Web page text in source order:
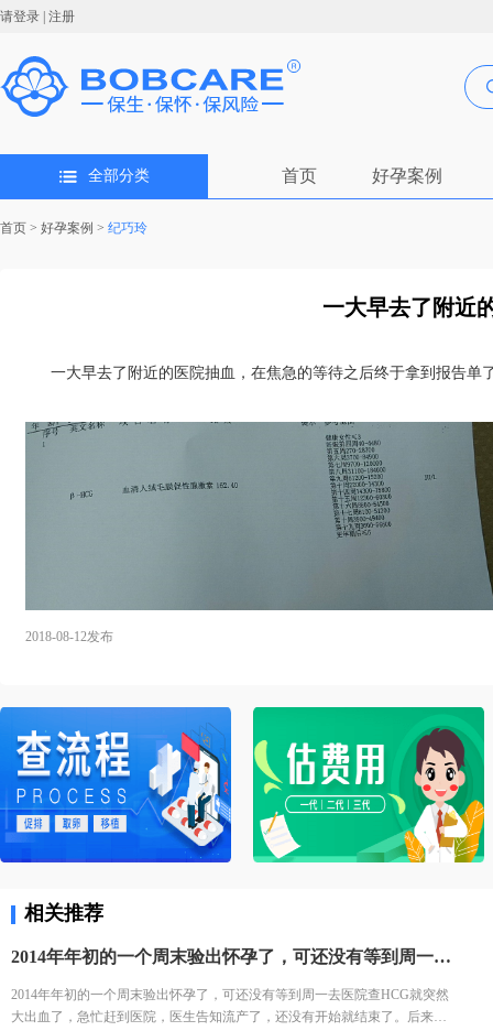
请登录 | 注册
全部分类 首页 好孕案例
首页 > 好孕案例 > 纪巧玲
一大早去了附近
一大早去了附近的医院抽血，在焦急的等待之后终于拿到报告单
2018-08-12发布
相关推荐
2014年年初的一个周末验出怀孕了，可还没有等到周一去医院查HCG就突然大出血了，急忙赶到医院，医生告知流产了，还没有开始就结束了。后来一直就怀不上了。2016年，和老公商量，决定去医院检查，去了2家大医院的生殖科，走流程的检查了两次，结果都是好的，医生让我们回去再试半年，半年后还是没有怀上，再一次来到医院，坚决的要求做试管，整个过程都很顺利，医生也说我们的卵巢储备功能，精子质量都很好，并且也成功怀上了，但是好景不长，孕12周的时候大出血没保住，后来又一次移植，也成功妊娠，这次在孕14周的时候又以大出血告终。休息了半年，在整个过程中已经非常疲惫了。后来通过朋友介绍了贝贝壳海外辅助生殖。
2014年年初的一个周末验出怀孕了，可还没有等到周一去医院查HCG就突然
大出血了，急忙赶到医院，医生告知流产了，还没有开始就结束了。后来一